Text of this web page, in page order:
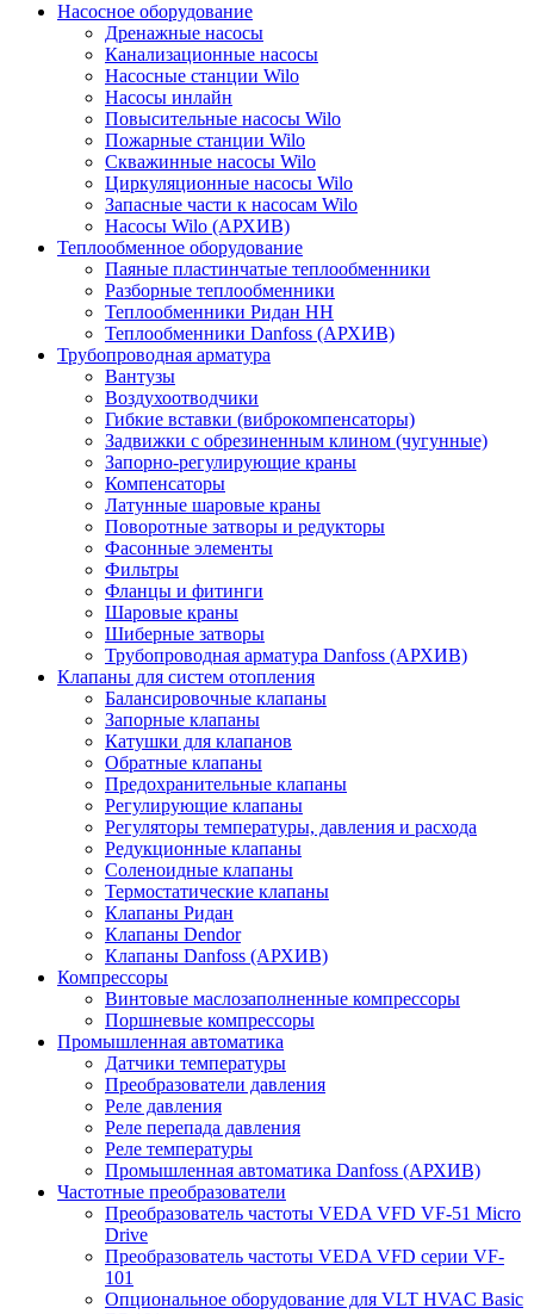
Насосное оборудование
Дренажные насосы
Канализационные насосы
Насосные станции Wilo
Насосы инлайн
Повысительные насосы Wilo
Пожарные станции Wilo
Скважинные насосы Wilo
Циркуляционные насосы Wilo
Запасные части к насосам Wilo
Насосы Wilo (АРХИВ)
Теплообменное оборудование
Паяные пластинчатые теплообменники
Разборные теплообменники
Теплообменники Ридан НН
Теплообменники Danfoss (АРХИВ)
Трубопроводная арматура
Вантузы
Воздухоотводчики
Гибкие вставки (виброкомпенсаторы)
Задвижки с обрезиненным клином (чугунные)
Запорно-регулирующие краны
Компенсаторы
Латунные шаровые краны
Поворотные затворы и редукторы
Фасонные элементы
Фильтры
Фланцы и фитинги
Шаровые краны
Шиберные затворы
Трубопроводная арматура Danfoss (АРХИВ)
Клапаны для систем отопления
Балансировочные клапаны
Запорные клапаны
Катушки для клапанов
Обратные клапаны
Предохранительные клапаны
Регулирующие клапаны
Регуляторы температуры, давления и расхода
Редукционные клапаны
Соленоидные клапаны
Термостатические клапаны
Клапаны Ридан
Клапаны Dendor
Клапаны Danfoss (АРХИВ)
Компрессоры
Винтовые маслозаполненные компрессоры
Поршневые компрессоры
Промышленная автоматика
Датчики температуры
Преобразователи давления
Реле давления
Реле перепада давления
Реле температуры
Промышленная автоматика Danfoss (АРХИВ)
Частотные преобразователи
Преобразователь частоты VEDA VFD VF-51 Micro
Drive
Преобразователь частоты VEDA VFD серии VF-
101
Опциональное оборудование для VLT HVAC Basic